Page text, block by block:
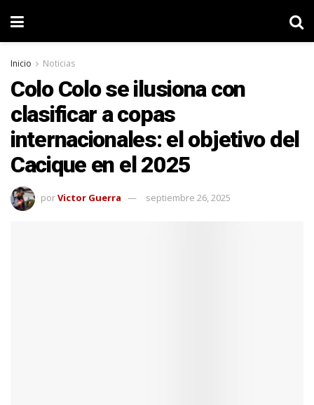
Inicio Noticias
Colo Colo se ilusiona con
clasificar a copas
internacionales: el objetivo del
Cacique en el 2025
porVictor Guerra septiembre 26, 2025